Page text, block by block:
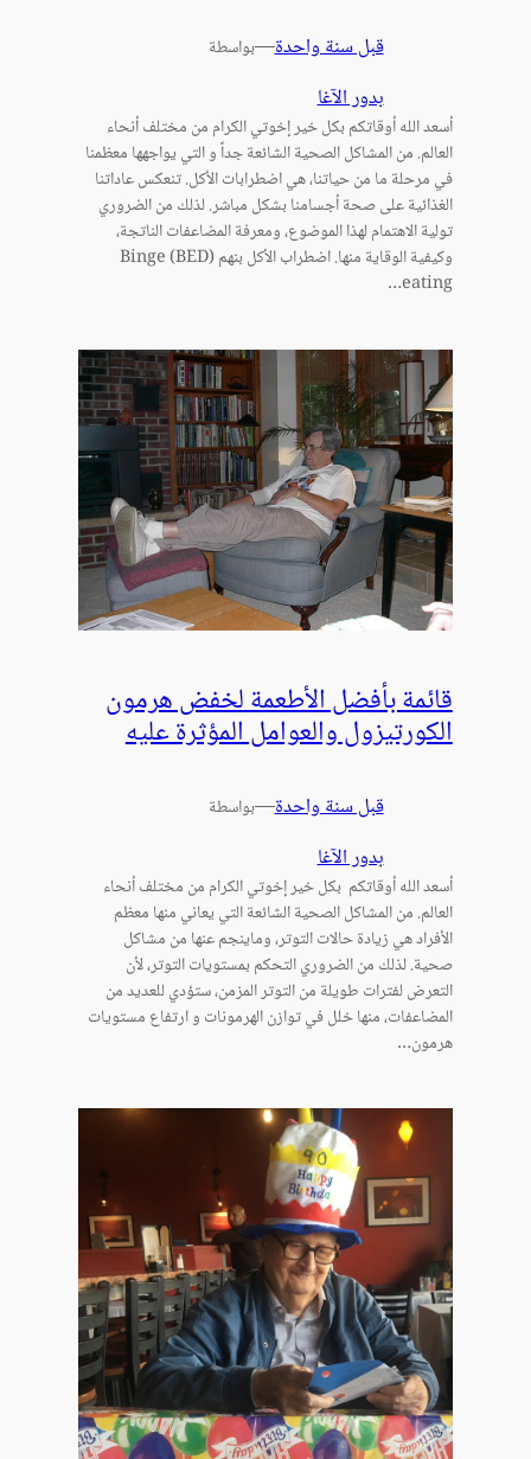
قبل سنة واحدة—بواسطة
بدور الآغا
أسعد الله أوقاتكم بكل خير إخوتي الكرام من مختلف أنحاء
العالم. من المشاكل الصحية الشائعة جداً و التي يواجهها معظمنا
في مرحلة ما من حياتنا، هي اضطرابات الأكل. تنعكس عاداتنا
الغذائية على صحة أجسامنا بشكل مباشر. لذلك من الضروري
تولية الاهتمام لهذا الموضوع، ومعرفة المضاعفات الناتجة،
وكيفية الوقاية منها. اضطراب الأكل بنهم (BED) Binge
eating…
قائمة بأفضل الأطعمة لخفض هرمون
الكورتيزول والعوامل المؤثرة عليه
قبل سنة واحدة—بواسطة
بدور الآغا
أسعد الله أوقاتكم بكل خير إخوتي الكرام من مختلف أنحاء
العالم. من المشاكل الصحية الشائعة التي يعاني منها معظم
الأفراد هي زيادة حالات التوتر، وماينجم عنها من مشاكل
صحية. لذلك من الضروري التحكم بمستويات التوتر، لأن
التعرض لفترات طويلة من التوتر المزمن، ستؤدي للعديد من
المضاعفات، منها خلل في توازن الهرمونات و ارتفاع مستويات
هرمون…